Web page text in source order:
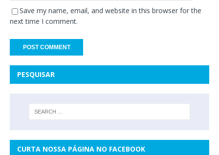
Save my name, email, and website in this browser for the
next time I comment.
PESQUISAR
CURTA NOSSA PÁGINA NO FACEBOOK